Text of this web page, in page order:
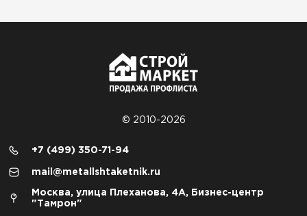
© 2010-2026
+7 (499) 350-71-94
mail@metallshtaketnik.ru
Москва, улица Плеханова, 4А, Бизнес-центр
"Тамрон"